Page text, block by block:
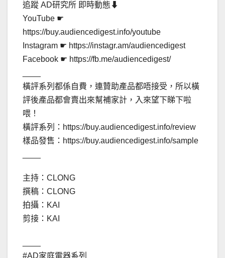
追蹤 AD研究所 即時動態⬇︎
YouTube ☛
https://buy.audiencedigest.info/youtube
Instagram ☛ https://instagr.am/audiencedigest
Facebook ☛ https://fb.me/audiencedigest/
橫評系列都係自費，連贊助產品都唔接受，所以橫
評後產品都會賣出來幫補家計，入來望下睇下啦
喂！
橫評系列：https://buy.audiencedigest.info/review
樣品發售：https://buy.audiencedigest.info/sample
主持：CLONG
撰稿：CLONG
拍攝：KAI
剪接：KAI
#AD家庭電器系列